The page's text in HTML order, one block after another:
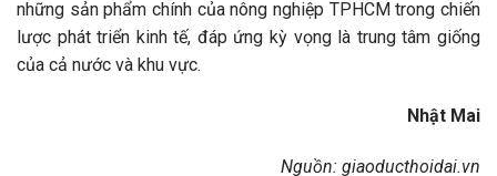
những sản phẩm chính của nông nghiệp TPHCM trong chiến
lược phát triển kinh tế, đáp ứng kỳ vọng là trung tâm giống
của cả nước và khu vực.
Nhật Mai
Nguồn: giaoducthoidai.vn